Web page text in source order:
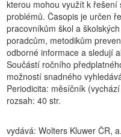
kterou mohou využít k
problémů. Časopis je určen
pracovníkům škol a
poradcům, metodikům
odborné informace a sledují
Součástí ročního
možností snadného
Periodicita: měsíčník
rozsah: 40 str.
vydává: Wolters Kluwer ČR,